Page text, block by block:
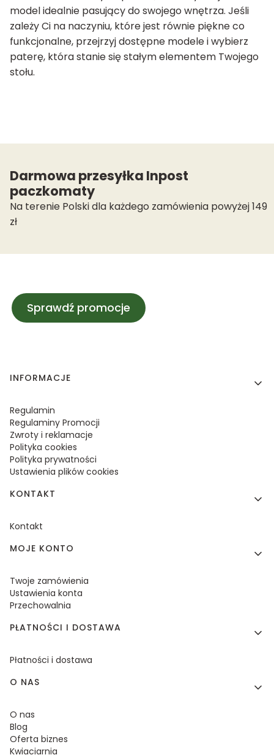
model idealnie pasujący do swojego wnętrza. Jeśli
zależy Ci na naczyniu, które jest równie piękne co
funkcjonalne, przejrzyj dostępne modele i wybierz
paterę, która stanie się stałym elementem Twojego
stołu.
Darmowa przesyłka Inpost
paczkomaty
Na terenie Polski dla każdego zamówienia powyżej 149
zł
Sprawdź promocje
Linki w stopce
INFORMACJE
Regulamin
Regulaminy Promocji
Zwroty i reklamacje
Polityka cookies
Polityka prywatności
Ustawienia plików cookies
KONTAKT
Kontakt
MOJE KONTO
Twoje zamówienia
Ustawienia konta
Przechowalnia
PŁATNOŚCI I DOSTAWA
Płatności i dostawa
O NAS
O nas
Blog
Oferta biznes
Kwiaciarnia